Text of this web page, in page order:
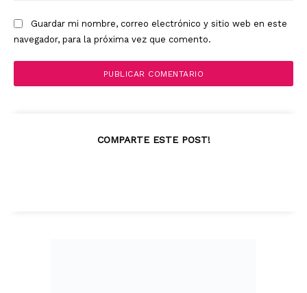
Guardar mi nombre, correo electrónico y sitio web en este
navegador, para la próxima vez que comento.
COMPARTE ESTE POST!